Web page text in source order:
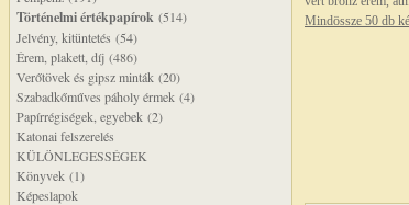
Történelmi értékpapírok (514)
Jelvény, kitüntetés (54)
Érem, plakett, díj (486)
Verőtövek és gipsz minták (20)
Szabadkőműves páholy érmek (4)
Papírrégiségek, egyebek (2)
Katonai felszerelés
KÜLÖNLEGESSÉGEK
Könyvek (1)
Képeslapok
Mindössze 50 db